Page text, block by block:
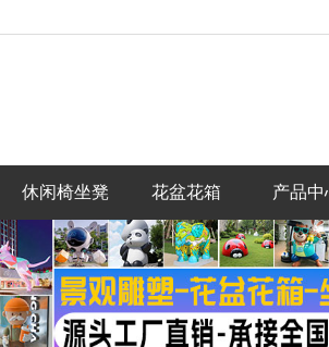
休闲椅坐凳 花盆花箱 产品中